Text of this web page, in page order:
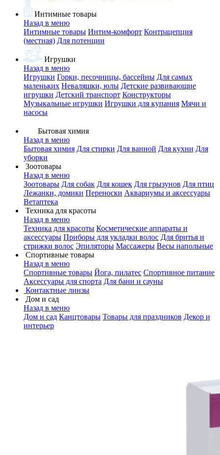
Интимные товары
Назад в меню
Интимные товары Интим-комфорт Контрацепция
(местная) Для потенции
Игрушки
Назад в меню
Игрушки Горки, песочницы, бассейны Для самых
маленьких Неваляшки, юлы Детские развивающие
игрушки Детский транспорт Конструкторы
Музыкальные игрушки Игрушки для купания Мячи и
насосы
Бытовая химия
Назад в меню
Бытовая химия Для стирки Для ванной Для кухни Для
уборки
Зоотовары
Назад в меню
Зоотовары Для собак Для кошек Для грызунов Для птиц
Лежанки, домики Переноски Аквариумы и аксессуары
Ветаптека
Техника для красоты
Назад в меню
Техника для красоты Косметические аппараты и
аксессуары Приборы для укладки волос Для бритья и
стрижки волос Эпиляторы Массажеры Весы напольные
Спортивные товары
Назад в меню
Спортивные товары Йога, пилатес Спортивное питание
Аксессуары для спорта Для бани и сауны
Контактные линзы
Дом и сад
Назад в меню
Дом и сад Канцтовары Товары для праздников Декор и
интерьер